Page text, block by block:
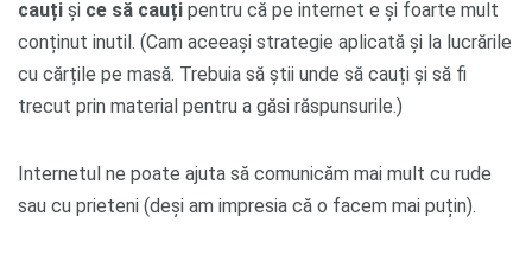
cauți și ce să cauți pentru că pe internet e și foarte mult
conținut inutil. (Cam aceeași strategie aplicată și la lucrările
cu cărțile pe masă. Trebuia să știi unde să cauți și să fi
trecut prin material pentru a găsi răspunsurile.)
Internetul ne poate ajuta să comunicăm mai mult cu rude
sau cu prieteni (deși am impresia că o facem mai puțin).